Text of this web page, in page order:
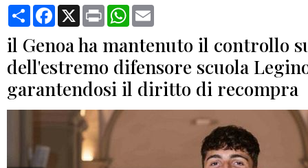
CondividiFacebook
X Print WhatsApp
il Genoa ha mantenuto il controllo
dell'estremo difensore scuola
garantendosi il diritto di recompra